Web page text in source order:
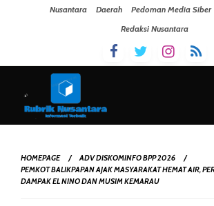
Nusantara Daerah Pedoman Media Siber
Redaksi Nusantara
HOMEPAGE
ADV DISKOMINFO BPP 2026
PEMKOT BALIKPAPAN AJAK MASYARAKAT HEMAT AIR,
DAMPAK EL NINO DAN MUSIM KEMARAU